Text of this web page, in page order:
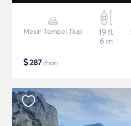
Mesin Tempel Tiup
19 ft
6 m
$287 /hari